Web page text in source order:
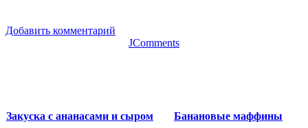
Добавить комментарий
JComments
Закуска с ананасами и сыром Банановые маффины